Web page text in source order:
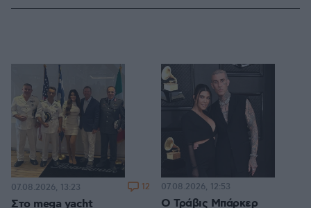
Στο mega yacht
07.08.2026, 13:23 12
O Τράβις Μπάρκερ
07.08.2026, 12:53